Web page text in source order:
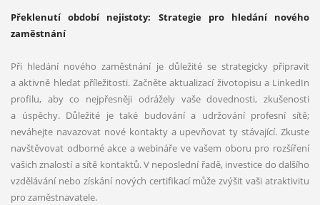
Překlenutí období nejistoty: Strategie pro hledání nového
zaměstnání
Při hledání nového zaměstnání je důležité se strategicky připravit
a aktivně hledat příležitosti. Začněte aktualizací životopisu a LinkedIn
profilu, aby co nejpřesněji odrážely vaše dovednosti, zkušenosti
a úspěchy. Důležité je také budování a udržování profesní sítě;
neváhejte navazovat nové kontakty a upevňovat ty stávající. Zkuste
navštěvovat odborné akce a webináře ve vašem oboru pro rozšíření
vašich znalostí a sítě kontaktů. V neposlední řadě, investice do dalšího
vzdělávání nebo získání nových certifikací může zvýšit vaši atraktivitu
pro zaměstnavatele.